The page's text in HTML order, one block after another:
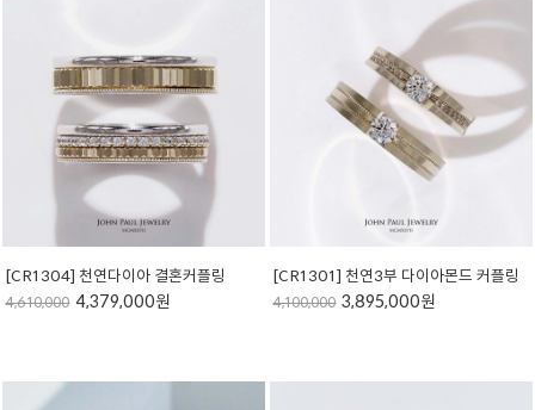
[CR1304] 천연다이아 결혼커플링
4,610,000 4,379,000원
[CR1301] 천연3부 다이아몬드 커플링
4,100,000 3,895,000원